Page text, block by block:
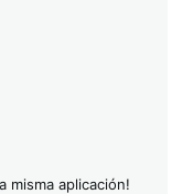
misma aplicación!